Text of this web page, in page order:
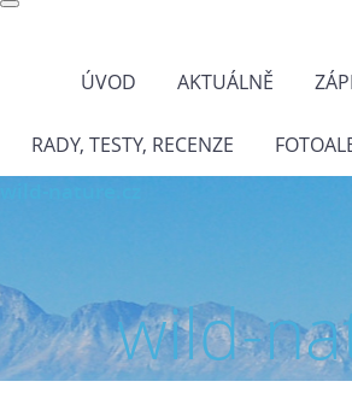
ÚVOD AKTUÁLNĚ
RADY, TESTY, RECENZE
wild-